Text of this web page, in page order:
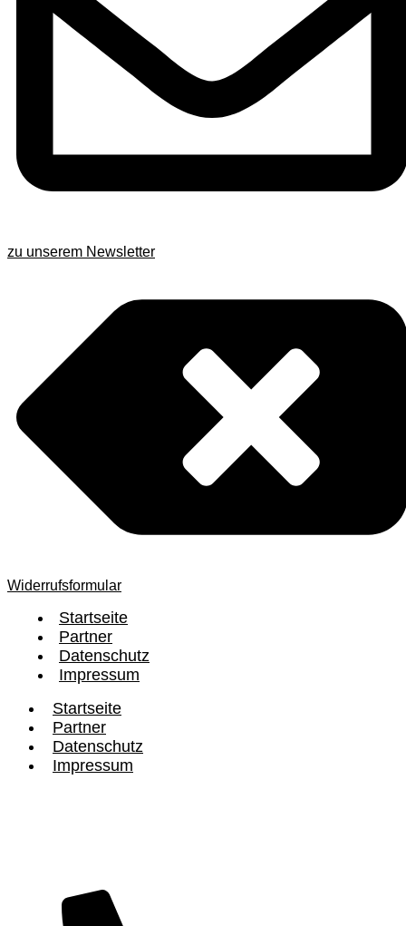
zu unserem Newsletter
Widerrufsformular
Startseite
Partner
Datenschutz
Impressum
Startseite
Partner
Datenschutz
Impressum